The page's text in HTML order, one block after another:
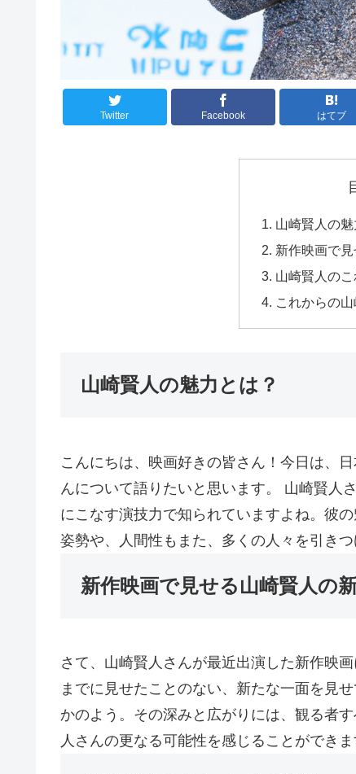
Twitter Facebook はてブ
山崎賢人の魅
新作映画で
山崎賢人の
これからの
山崎賢人の魅力とは？
こんにちは、映画好きの皆さん！今日は、
んについて語りたいと思います。 山崎賢人
にこなす演技力で知られていますよね。彼
姿勢や、人間性もまた、多くの人々を引きつ
新作映画で見せる山崎賢人の
さて、山崎賢人さんが最近出演した新作映
までに見せたことのない、新たな一面を見
かのよう。その深みと広がりには、観る者
人さんの更なる可能性を感じることができま